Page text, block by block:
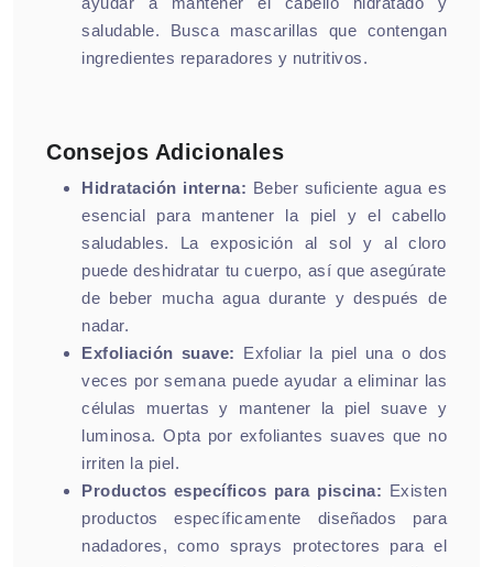
saludable. Busca mascarillas que contengan
ingredientes reparadores y nutritivos.
Consejos Adicionales
Hidratación interna: Beber suficiente agua es
esencial para mantener la piel y el cabello
saludables. La exposición al sol y al cloro
puede deshidratar tu cuerpo, así que asegúrate
de beber mucha agua durante y después de
nadar.
Exfoliación suave: Exfoliar la piel una o dos
veces por semana puede ayudar a eliminar las
células muertas y mantener la piel suave y
luminosa. Opta por exfoliantes suaves que no
irriten la piel.
Productos específicos para piscina: Existen
productos específicamente diseñados para
nadadores, como sprays protectores para el